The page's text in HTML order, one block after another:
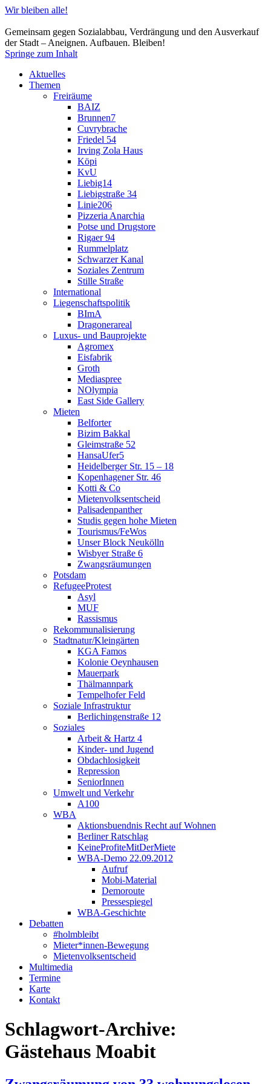
Wir bleiben alle!
Gemeinsam gegen Sozialabbau, Verdrängung und den Ausverkauf
der Stadt – Aneignen. Aufbauen. Bleiben!
Springe zum Inhalt
Aktuelles
Themen
Freiräume
BAIZ
Brunnen7
Cuvrybrache
Friedel 54
Irving Zola Haus
Köpi
KvU
Liebig14
Liebigstraße 34
Linie206
Pizzeria Anarchia
Potse und Drugstore
Rigaer 94
Rummelplatz
Schwarzer Kanal
Soziales Zentrum
Stille Straße
International
Liegenschaftspolitik
BImA
Dragonerareal
Luxus- und Bauprojekte
Agromex
Eisfabrik
Groth
Mediaspree
NOlympia
East Side Gallery
Mieten
Belforter
Bizim Bakkal
Gleimstraße 52
HansaUfer5
Heidelberger Str. 15 – 18
Kopenhagener Str. 46
Kotti & Co
Mietenvolksentscheid
Palisadenpanther
Studis gegen hohe Mieten
Tourismus/FeWos
Unser Block Neukölln
Wisbyer Straße 6
Zwangsräumungen
Potsdam
RefugeeProtest
Asyl
MUF
Rassismus
Rekommunalisierung
Stadtnatur/Kleingärten
KGA Famos
Kolonie Oeynhausen
Mauerpark
Thälmannpark
Tempelhofer Feld
Soziale Infrastruktur
Berlichingenstraße 12
Soziales
Arbeit & Hartz 4
Kinder- und Jugend
Obdachlosigkeit
Repression
SeniorInnen
Umwelt und Verkehr
A100
WBA
Aktionsbuendnis Recht auf Wohnen
Berliner Ratschlag
KeineProfiteMitDerMiete
WBA-Demo 22.09.2012
Aufruf
Mobi-Material
Demoroute
Pressespiegel
WBA-Geschichte
Debatten
#holmbleibt
Mieter*innen-Bewegung
Mietenvolksentscheid
Multimedia
Termine
Karte
Kontakt
Schlagwort-Archive:
Gästehaus Moabit